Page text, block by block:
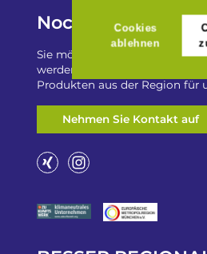
Cookies
ablehnen
Noch Fragen?
Sie möchten auf „Besser
werden? Oder haben Sie einen
Produkten aus der Region für
Nehmen Sie Kontakt auf